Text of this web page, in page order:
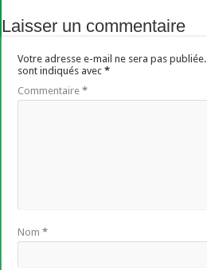
Laisser un commentaire
Votre adresse e-mail ne sera pas publiée.
sont indiqués avec*
Commentaire*
Nom*